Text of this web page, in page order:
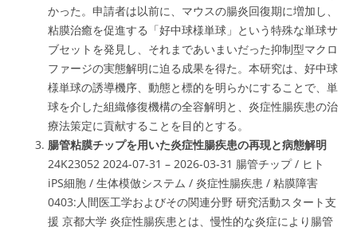
かった。申請者は以前に、マウスの腸炎回復期に増加し、
粘膜治癒を促進する「好中球様単球」という特殊な単球サ
ブセットを発見し、それまであいまいだった抑制型マクロ
ファージの実態解明に迫る成果を得た。本研究は、好中球
様単球の誘導機序、動態と標的を明らかにすることで、単
球を介した組織修復機構の全容解明と、炎症性腸疾患の治
療法策定に貢献することを目的とする。
腸管粘膜チップを用いた炎症性腸疾患の再現と病態解明
24K23052 2024-07-31 – 2026-03-31 腸管チップ / ヒト
iPS細胞 / 生体模倣システム / 炎症性腸疾患 / 粘膜障害
0403:人間医工学およびその関連分野 研究活動スタート支
援 京都大学 炎症性腸疾患とは、慢性的な炎症により腸管